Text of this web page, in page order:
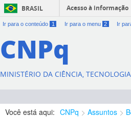
BRASIL Acesso à informação
Ir para o conteúdo 1 Ir para o menu 2 Ir
CNPq
MINISTÉRIO DA CIÊNCIA,
Você está aqui: CNPq Assuntos